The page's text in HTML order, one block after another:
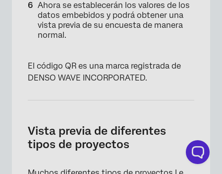
Ahora se establecerán los valores de los
datos embebidos y podrá obtener una
vista previa de su encuesta de manera
normal.
El código QR es una marca registrada de
DENSO WAVE INCORPORATED.
Vista previa de diferentes
tipos de proyectos